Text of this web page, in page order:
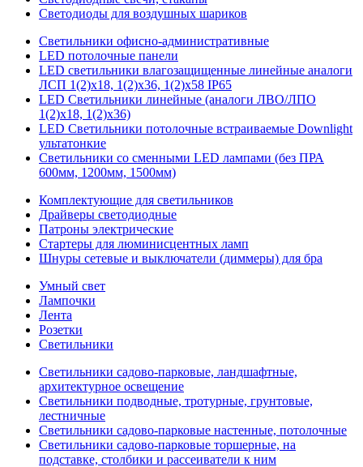
Светодиоды для воздушных шариков
Светильники офисно-административные
LED потолочные панели
LED светильники влагозащищенные линейные аналоги
ЛСП 1(2)х18, 1(2)х36, 1(2)х58 IP65
LED Светильники линейные (аналоги ЛВО/ЛПО
1(2)х18, 1(2)х36)
LED Светильники потолочные встраиваемые Downlight
ультатонкие
Светильники со сменными LED лампами (без ПРА
600мм, 1200мм, 1500мм)
Комплектующие для светильников
Драйверы светодиодные
Патроны электрические
Стартеры для люминисцентных ламп
Шнуры сетевые и выключатели (диммеры) для бра
Умный свет
Лампочки
Лента
Розетки
Светильники
Светильники садово-парковые, ландшафтные,
архитектурное освещение
Светильники подводные, тротурные, грунтовые,
лестничные
Светильники садово-парковые настенные, потолочные
Светильники садово-парковые торшерные, на
подставке, столбики и рассеиватели к ним